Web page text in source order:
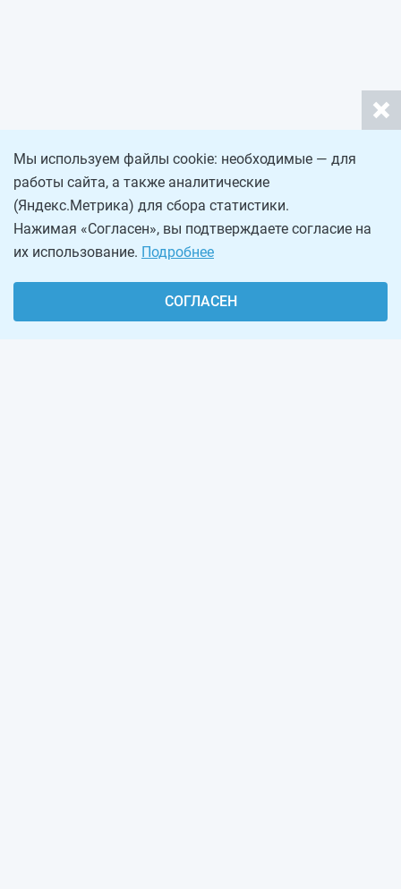
Мы используем файлы cookie: необходимые — для
работы сайта, а также аналитические
(Яндекс.Метрика) для сбора статистики.
Нажимая «Согласен», вы подтверждаете согласие на
их использование. Подробнее
СОГЛАСЕН